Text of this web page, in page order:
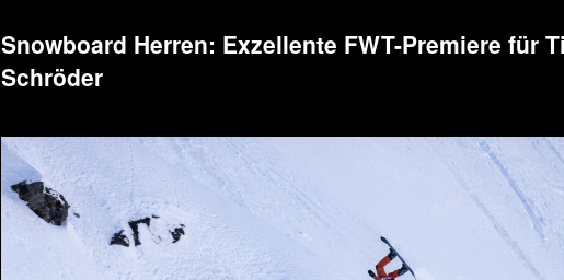
Snowboard Herren: Exzellente FWT-Premiere für
Schröder